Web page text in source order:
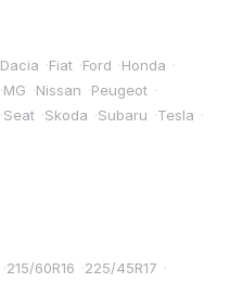
Dacia ·Fiat ·Ford ·Honda ·
·MG ·Nissan ·Peugeot ·
·Seat ·Skoda ·Subaru ·Tesla ·
·215/60R16 ·225/45R17 ·